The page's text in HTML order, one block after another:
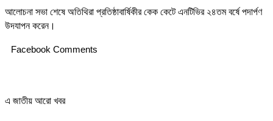
আলোচনা সভা শেষে অতিথিরা প্রতিষ্ঠাবার্ষিকীর কেক কেটে এনটিভির ২৪তম বর্ষে পদার্পণ
উদযাপন করেন।
Facebook Comments
এ জাতীয় আরো খবর